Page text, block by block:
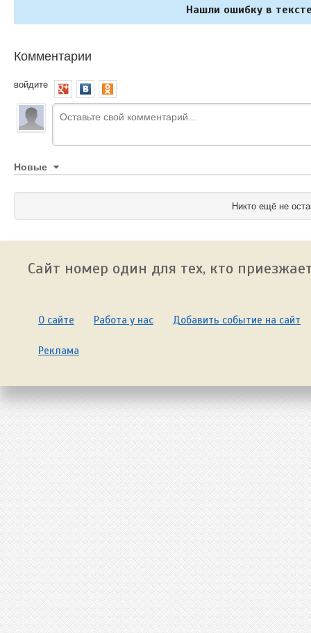
Нашли ошибку в
Комментарии
войдите
Новые
Никто ещё не
Сайт номер один для тех, кто
О сайте Работа у нас Добавить событие на сайт
Реклама